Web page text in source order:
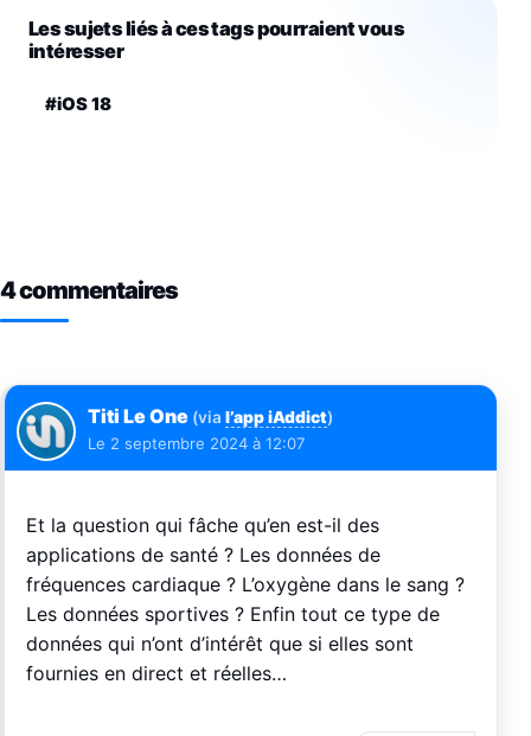
Les sujets liés à ces tags pourraient vous
intéresser
#iOS 18
4 commentaires
Titi Le One (via l’app iAddict)
Le 2 septembre 2024 à 12:07
Et la question qui fâche qu’en est-il des
applications de santé ? Les données de
fréquences cardiaque ? L’oxygène dans le sang ?
Les données sportives ? Enfin tout ce type de
données qui n’ont d’intérêt que si elles sont
fournies en direct et réelles…